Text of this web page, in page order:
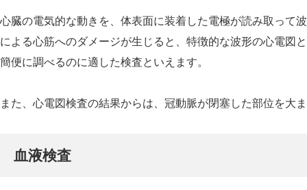
心臓の電気的な動きを、体表面に装着した電極が読み取って
による心筋へのダメージが生じると、特徴的な波形の心電図
簡便に調べるのに適した検査といえます。
また、心電図検査の結果からは、冠動脈が閉塞した部位を大
血液検査